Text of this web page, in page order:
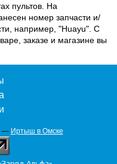
пультов. На
номер запчасти и/
например, "Huayu". С
заказе и магазине вы
— Иртыш в Омске